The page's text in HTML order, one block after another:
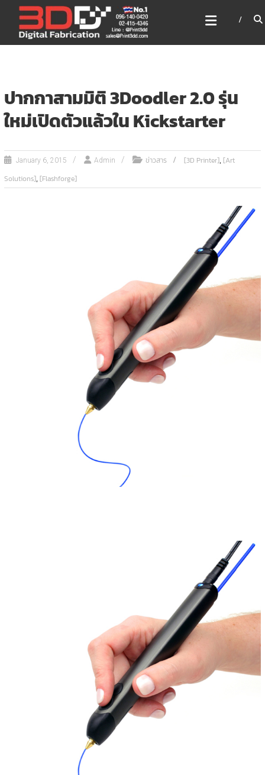
content
3DD DIGITAL FABRICATION
เครื่องพิมพ์3มิติ สแกนเนอร์
เลเซอร์
ปากกาสามมิติ 3Doodler 2.0 รุ่น
ใหม่เปิดตัวแล้วใน Kickstarter
January 6, 2015 Admin ข่าวสาร [3D Printer],[Art
Solutions],[Flashforge]